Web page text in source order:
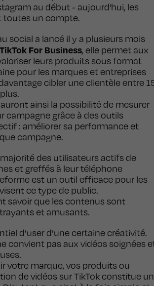
au début - aujourd'hui, les
toutes un compte.
social a lancé il y a plusieurs mois
TikTok For Business, elle permet aux
leurs produits sous format
pour les marques et entreprises
cibler une clientèle entre
ainsi la possibilité de mesurer
campagne grâce à des outils
: améliorer sa performance et
campagne.
des utilisateurs actifs de
et greffés à leur téléphone
est un outil efficace pour les
ce type de public.
savoir que les contenus sont
et amusants.
d’user d’une certaine créativité.
convient pas aux vidéos soignées
votre marque, vos produits ou
de vidéos sur TikTok constitue un